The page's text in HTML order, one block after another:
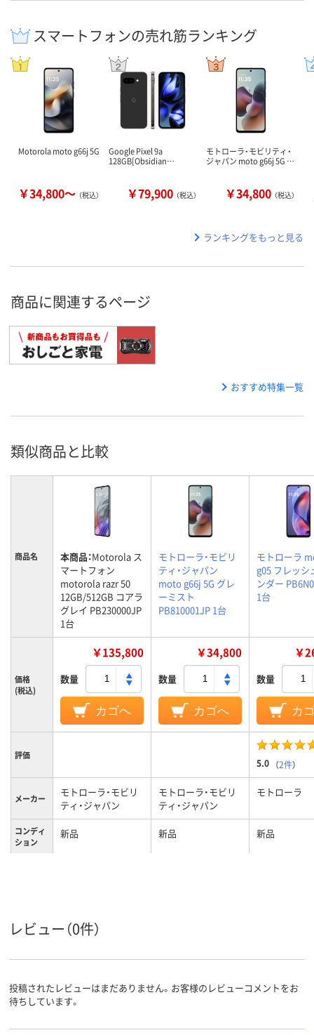
スマートフォンの売れ筋ランキング
Motorola moto g66j 5G
￥34,800～ （税込）
Google Pixel 9a
128GB[Obsidian…
￥79,900 （税込）
モトローラ・モビリティ・
ジャパン moto g66j 5G …
￥34,800 （税込）
ランキングをもっと見る
商品に関連するページ
おすすめ特集一覧
類似商品と比較
商品名 本商品：Motorola ス
マートフォン
motorola razr 50
12GB/512GB コアラ
グレイ PB230000JP
1台
モトローラ・モビリ
ティ・ジャパン
moto g66j 5G グレ
ーミスト
PB810001JP 1台
モトローラ
g05 フレッシ
ンダー
1台
価格
(税込)
￥135,800
数量
カゴへ
￥34,800
数量
カゴへ
￥
数量
カ
評価
5.0 （2件）
メーカー
モトローラ・モビリ
ティ・ジャパン
モトローラ・モビリ
ティ・ジャパン
モトローラ
コンディ
ション
新品 新品 新品
Office 無
レビュー（0件）
投稿されたレビューはまだありません。お客様のレビューコメントをお
待ちしています。